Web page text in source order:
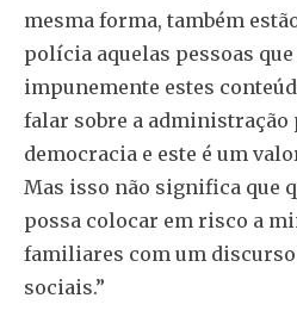
mesma forma, também
polícia aquelas pessoas
impunemente estes
falar sobre a administração
democracia e este é um
Mas isso não significa que
possa colocar em risco a
familiares com um discurso
sociais.”